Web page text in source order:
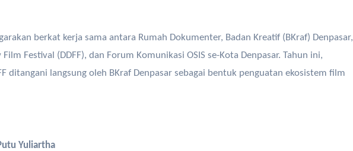
berkat kerja sama antara Rumah Dokumenter, Badan Kreatif (BKraf) Denpasar,
Festival (DDFF), dan Forum Komunikasi OSIS se-Kota Denpasar. Tahun ini,
ditangani langsung oleh BKraf Denpasar sebagai bentuk penguatan ekosistem film
Yuliartha